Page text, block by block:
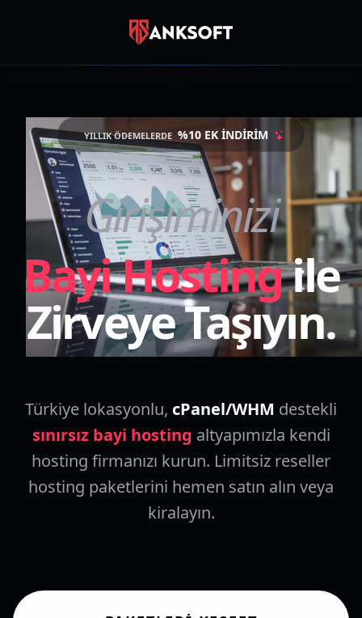
YILLIK ÖDEMELERDE %10 EK İNDIRIM
Girişiminizi
Bayi Hostingile
Zirveye Taşıyın.
Türkiye lokasyonlu, cPanel/WHM destekli
sınırsız bayi hosting altyapımızla kendi
hosting firmanızı kurun. Limitsiz reseller
hosting paketlerini hemen satın alın veya
kiralayın.
SIZE NASIL YARDIMCI OLALIM?
WhatsApp
0850 885 10 17
Destek Talebi
Ticket oluştur